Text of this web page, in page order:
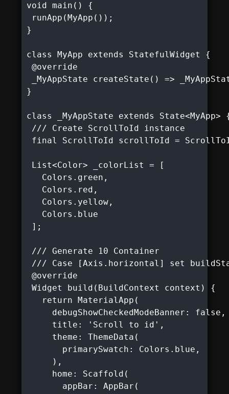
void main() {
runApp(MyApp());
}
class MyApp extends StatefulWidget {
@override
_MyAppState createState() =>
}
class _MyAppState extends State<MyApp>
/// Create ScrollToId instance
final ScrollToId scrollToId =
List<Color> _colorList = [
   Colors.green,
   Colors.red,
   Colors.yellow,
   Colors.blue
];
/// Generate 10 Container
/// Case [Axis.horizontal] set
@override
Widget build(BuildContext context) {
   return MaterialApp(
     debugShowCheckedModeBanner: false,
     title: 'Scroll to id',
     theme: ThemeData(
       primarySwatch: Colors.blue,
     ),
     home: Scaffold(
       appBar: AppBar(